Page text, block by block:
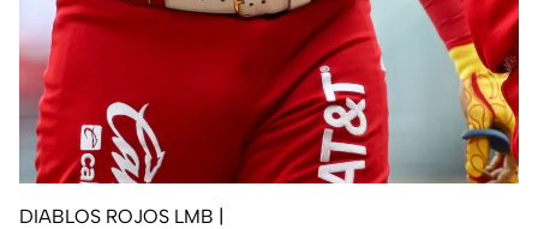
DIABLOS ROJOS LMB |